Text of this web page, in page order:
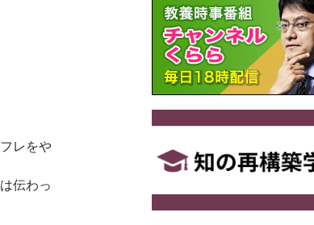
レをや
伝わっ